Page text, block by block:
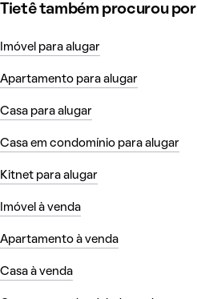
Tietê também procurou por
Imóvel para alugar
Apartamento para alugar
Casa para alugar
Casa em condomínio para alugar
Kitnet para alugar
Imóvel à venda
Apartamento à venda
Casa à venda